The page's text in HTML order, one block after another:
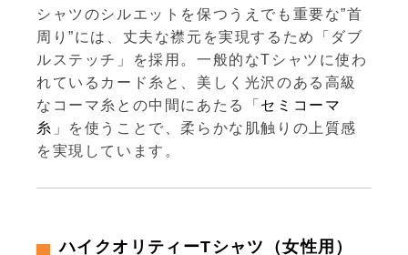
シャツのシルエットを保つうえでも重要な”首
周り”には、丈夫な襟元を実現するため「ダブ
ルステッチ」を採用。一般的なTシャツに使わ
れているカード糸と、美しく光沢のある高級
なコーマ糸との中間にあたる「 セミコーマ
糸 」を使うことで、柔らかな肌触りの上質感
を実現しています。
ハイクオリティーTシャツ（女性用）